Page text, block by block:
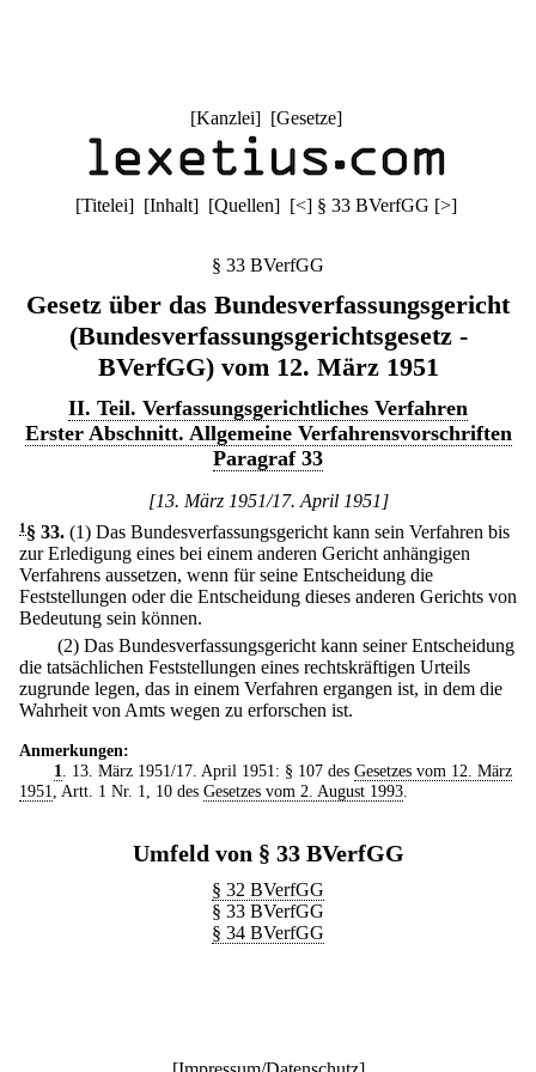
[Kanzlei] [Gesetze]
[Titelei] [Inhalt] [Quellen] [<] § 33 BVerfGG [>]
§ 33 BVerfGG
Gesetz über das Bundesverfassungsgericht
(Bundesverfassungsgerichtsgesetz -
BVerfGG) vom 12. März 1951
II. Teil. Verfassungsgerichtliches Verfahren
Erster Abschnitt. Allgemeine Verfahrensvorschriften
Paragraf 33
[13. März 1951/17. April 1951]
1 § 33. (1) Das Bundesverfassungsgericht kann sein Verfahren bis
zur Erledigung eines bei einem anderen Gericht anhängigen
Verfahrens aussetzen, wenn für seine Entscheidung die
Feststellungen oder die Entscheidung dieses anderen Gerichts von
Bedeutung sein können.
(2) Das Bundesverfassungsgericht kann seiner Entscheidung
die tatsächlichen Feststellungen eines rechtskräftigen Urteils
zugrunde legen, das in einem Verfahren ergangen ist, in dem die
Wahrheit von Amts wegen zu erforschen ist.
Anmerkungen:
1. 13. März 1951/17. April 1951: § 107 des Gesetzes vom 12. März
1951, Artt. 1 Nr. 1, 10 des Gesetzes vom 2. August 1993.
Umfeld von § 33 BVerfGG
§ 32 BVerfGG
§ 33 BVerfGG
§ 34 BVerfGG